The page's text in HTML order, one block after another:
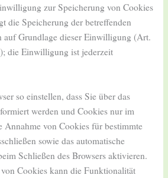
zur Speicherung von Cookies
die Speicherung der betreffenden
auf Grundlage dieser Einwilligung (Art.
die Einwilligung ist jederzeit
so einstellen, dass Sie über das
werden und Cookies nur im
Annahme von Cookies für bestimmte
sowie das automatische
Schließen des Browsers aktivieren.
Cookies kann die Funktionalität